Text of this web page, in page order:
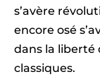
s’avère
encore osé
dans la liberté
classiques.